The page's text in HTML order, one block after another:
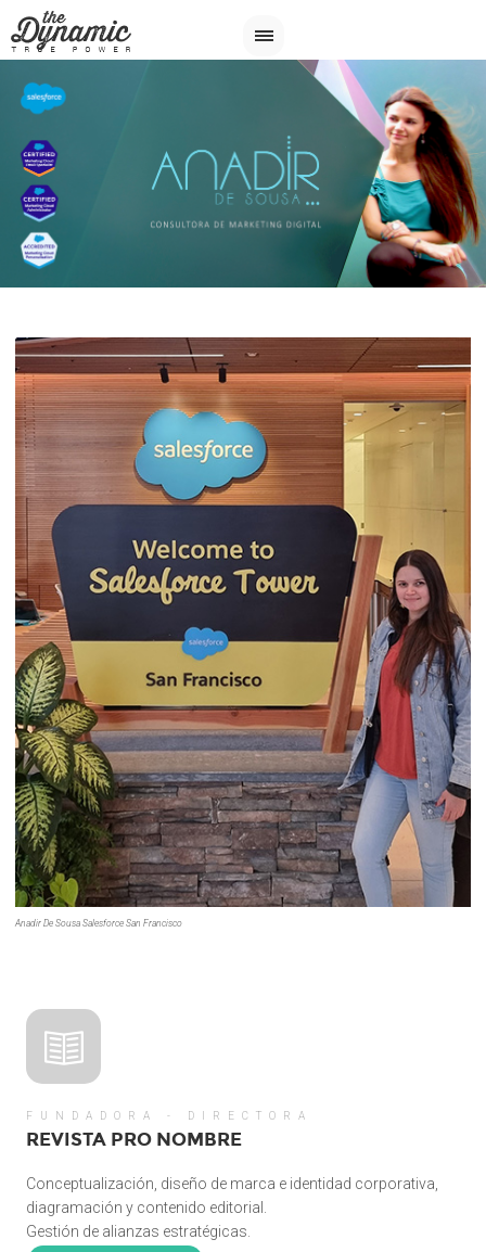
Anadir De Sousa Salesforce San Francisco
FUNDADORA - DIRECTORA
REVISTA PRO NOMBRE
Conceptualización, diseño de marca e identidad corporativa,
diagramación y contenido editorial.
Gestión de alianzas estratégicas.